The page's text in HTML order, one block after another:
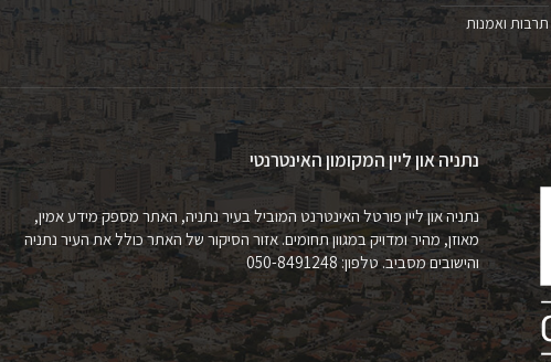
תרבות ואמנות
נתניה און ליין המקומון האינטרנטי
נתניה און ליין פורטל האינטרנט המוביל בעיר נתניה, האתר מספק מידע אמין,
מאוזן, מהיר ומדויק במגוון תחומים. אזור הסיקור של האתר כולל את העיר נתניה
והישובים מסביב. טלפון: 050-8491248